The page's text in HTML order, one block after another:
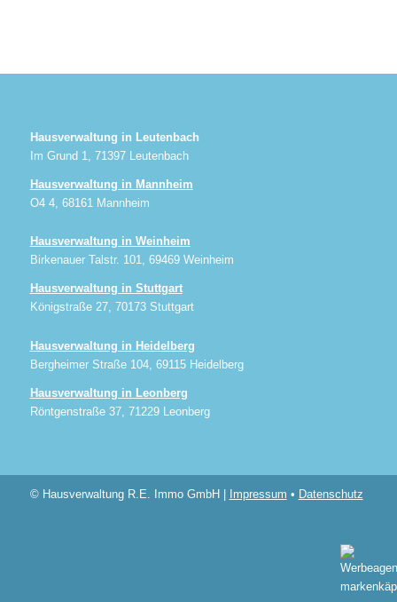
Hausverwaltung in Leutenbach
Im Grund 1, 71397 Leutenbach
Hausverwaltung in Mannheim
O4 4, 68161 Mannheim
Hausverwaltung in Weinheim
Birkenauer Talstr. 101, 69469 Weinheim
Hausverwaltung in Stuttgart
Königstraße 27, 70173 Stuttgart
Hausverwaltung in Heidelberg
Bergheimer Straße 104, 69115 Heidelberg
Hausverwaltung in Leonberg
Röntgenstraße 37, 71229 Leonberg
© Hausverwaltung R.E. Immo GmbH | Impressum • Datenschutz